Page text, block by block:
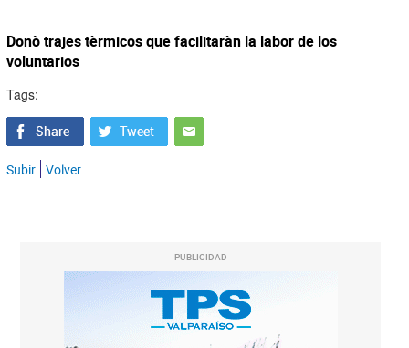
Donò trajes tèrmicos que facilitaràn la labor de los
voluntarios
Tags:
Subir Volver
PUBLICIDAD